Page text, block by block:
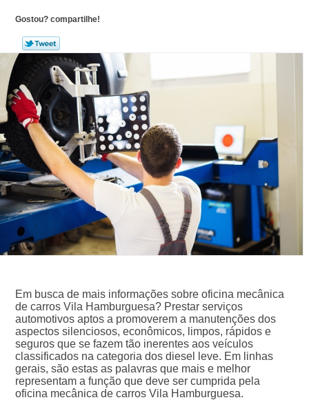
Gostou? compartilhe!
Em busca de mais informações sobre oficina mecânica
de carros Vila Hamburguesa? Prestar serviços
automotivos aptos a promoverem a manutenções dos
aspectos silenciosos, econômicos, limpos, rápidos e
seguros que se fazem tão inerentes aos veículos
classificados na categoria dos diesel leve. Em linhas
gerais, são estas as palavras que mais e melhor
representam a função que deve ser cumprida pela
oficina mecânica de carros Vila Hamburguesa.